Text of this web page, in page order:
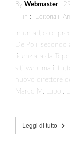
By Webmaster
in :
Editoriali,
In un articolo
De Poli,
licenziata da
siti web, ma il
nuovo direttore
Marco M. Lupoi.
…
Leggi di tutto